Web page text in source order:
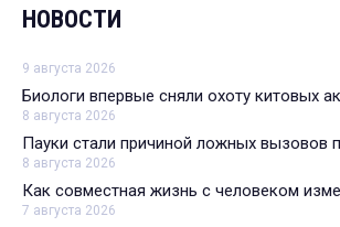
НОВОСТИ
9 августа 2026
Биологи впервые сняли охоту китовых
8 августа 2026
Пауки стали причиной ложных вызовов
8 августа 2026
Как совместная жизнь с человеком
7 августа 2026